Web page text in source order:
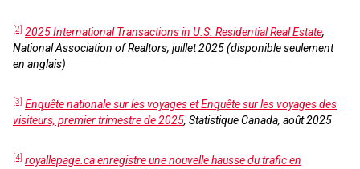
[2] 2025 International Transactions in U.S. Residential Real Estate,
National Association of Realtors, juillet 2025 (disponible seulement
en anglais)
[3] Enquête nationale sur les voyages et Enquête sur les voyages des
visiteurs, premier trimestre de 2025, Statistique Canada, août 2025
[4] royallepage.ca enregistre une nouvelle hausse du trafic en